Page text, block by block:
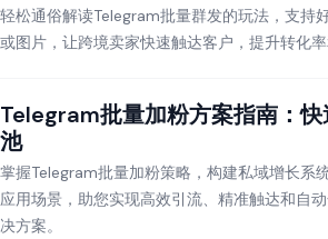
轻松通俗解读Telegram批量群发的玩法，支持
或图片，让跨境卖家快速触达客户，提升转化率
Telegram批量加粉方案指南：
池
掌握Telegram批量加粉策略，构建私域增长系
应用场景，助您实现高效引流、精准触达和自
决方案。